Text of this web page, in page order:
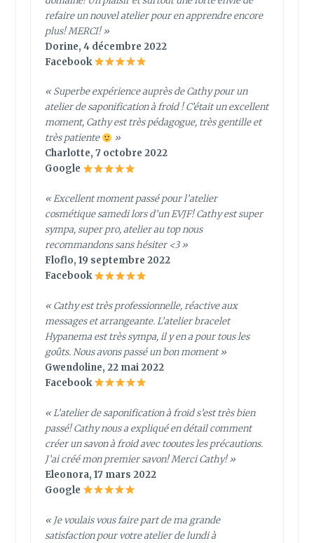
refaire un nouvel atelier pour en apprendre encore
plus! MERCI! »
Dorine, 4 décembre 2022
Facebook
« Superbe expérience auprès de Cathy pour un
atelier de saponification à froid ! C’était un excellent
moment, Cathy est très pédagogue, très gentille et
très patiente
»
Charlotte, 7 octobre 2022
Google
« Excellent moment passé pour l’atelier
cosmétique samedi lors d’un EVJF! Cathy est super
sympa, super pro, atelier au top nous
recommandons sans hésiter <3 »
Floflo, 19 septembre 2022
Facebook
« Cathy est très professionnelle, réactive aux
messages et arrangeante. L’atelier bracelet
Hypanema est très sympa, il y en a pour tous les
goûts. Nous avons passé un bon moment »
Gwendoline, 22 mai 2022
Facebook
« L’atelier de saponification à froid s’est très bien
passé! Cathy nous a expliqué en détail comment
créer un savon à froid avec tooutes les précautions.
J’ai créé mon premier savon! Merci Cathy! »
Eleonora, 17 mars 2022
Google
« Je voulais vous faire part de ma grande
satisfaction pour votre atelier de lundi à